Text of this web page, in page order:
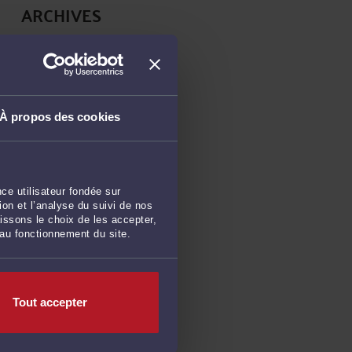
À propos des cookies
utilisateur fondée sur
et l’analyse du suivi de nos
le choix de les accepter,
fonctionnement du site.
Tout accepter
ARCHIVES
Décembre 2021
Septembre 2021
Mai 2021
Avril 2021
Mars 2021
Février 2021
Décembre 2020
Novembre 2020